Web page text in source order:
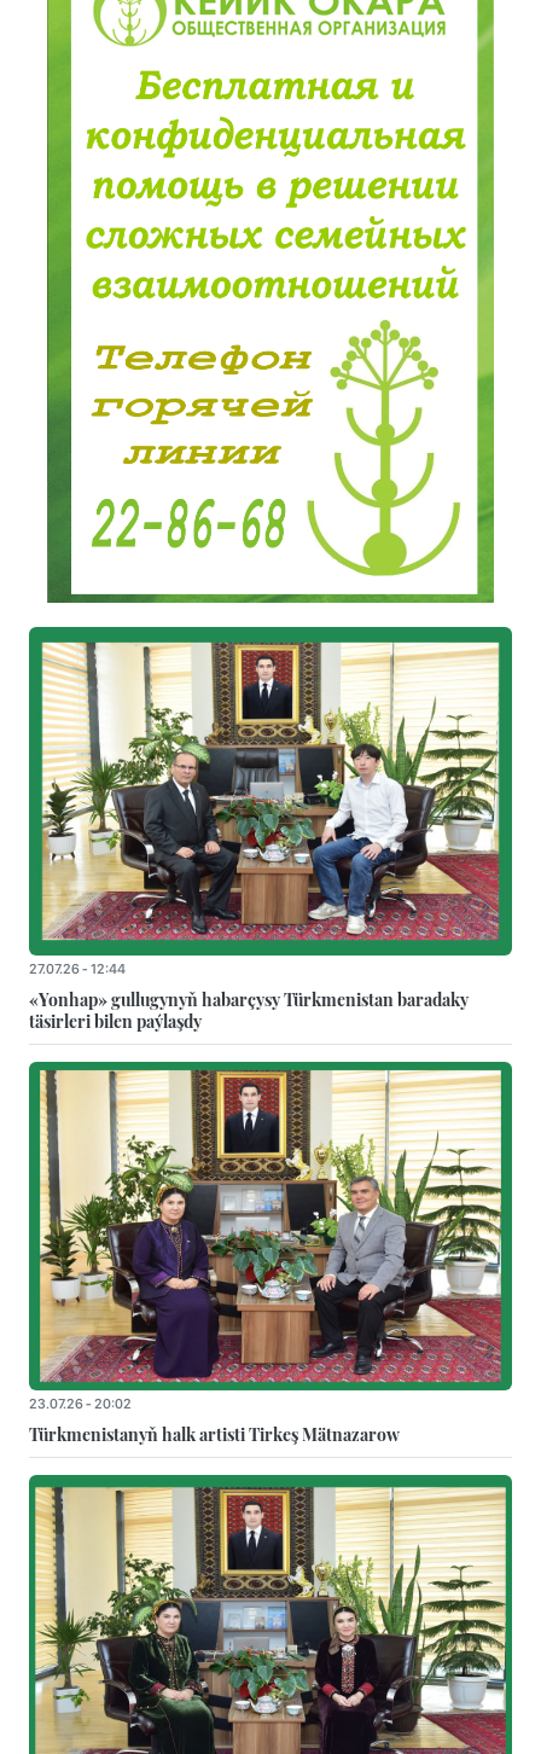
27.07.26 - 12:44
«Yonhap» gullugynyň habarçysy Türkmenistan baradaky
täsirleri bilen paýlaşdy
23.07.26 - 20:02
Türkmenistanyň halk artisti Tirkeş Mätnazarow